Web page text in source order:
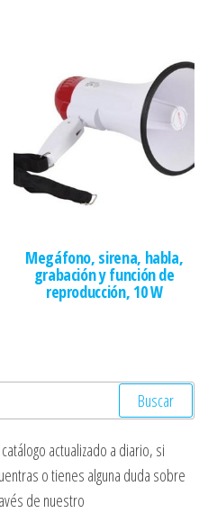
Megáfono, sirena, habla,
grabación y función de
reproducción, 10 W
actualizado a diario, si
o tienes alguna duda sobre
de nuestro